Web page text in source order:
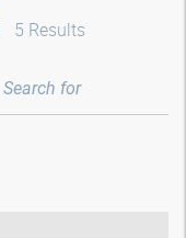
5 Results